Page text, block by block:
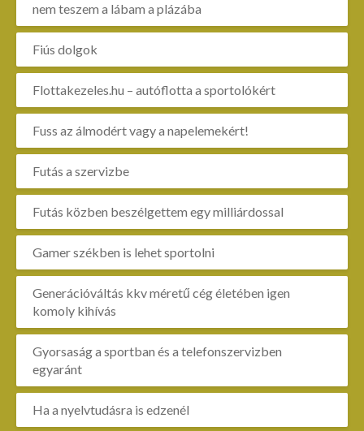
nem teszem a lábam a plázába
Fiús dolgok
Flottakezeles.hu – autóflotta a sportolókért
Fuss az álmodért vagy a napelemekért!
Futás a szervizbe
Futás közben beszélgettem egy milliárdossal
Gamer székben is lehet sportolni
Generációváltás kkv méretű cég életében igen
komoly kihívás
Gyorsaság a sportban és a telefonszervizben
egyaránt
Ha a nyelvtudásra is edzenél